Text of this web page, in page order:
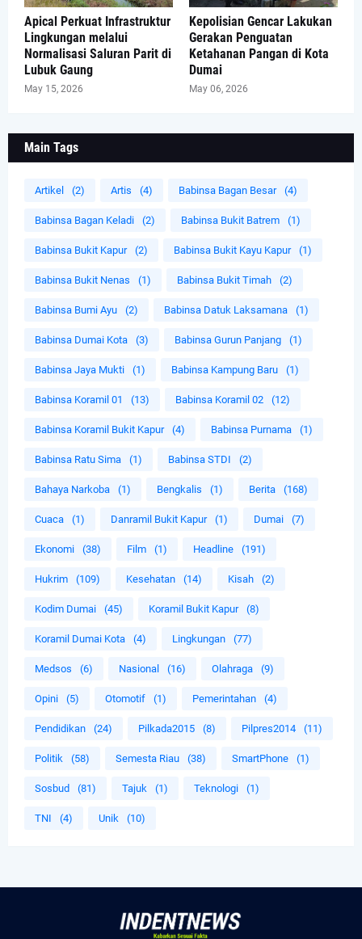
Apical Perkuat Infrastruktur
Lingkungan melalui
Normalisasi Saluran Parit di
Lubuk Gaung
May 15, 2026
Kepolisian Gencar Lakukan
Gerakan Penguatan
Ketahanan Pangan di Kota
Dumai
May 06, 2026
Main Tags
Artikel (2) Artis (4) Babinsa Bagan Besar (4)
Babinsa Bagan Keladi (2) Babinsa Bukit Batrem (1)
Babinsa Bukit Kapur (2) Babinsa Bukit Kayu Kapur (1)
Babinsa Bukit Nenas (1) Babinsa Bukit Timah (2)
Babinsa Bumi Ayu (2) Babinsa Datuk Laksamana (1)
Babinsa Dumai Kota (3) Babinsa Gurun Panjang (1)
Babinsa Jaya Mukti (1) Babinsa Kampung Baru (1)
Babinsa Koramil 01 (13) Babinsa Koramil 02 (12)
Babinsa Koramil Bukit Kapur (4) Babinsa Purnama (1)
Babinsa Ratu Sima (1) Babinsa STDI (2)
Bahaya Narkoba (1) Bengkalis (1) Berita (168)
Cuaca (1) Danramil Bukit Kapur (1) Dumai (7)
Ekonomi (38) Film (1) Headline (191)
Hukrim (109) Kesehatan (14) Kisah (2)
Kodim Dumai (45) Koramil Bukit Kapur (8)
Koramil Dumai Kota (4) Lingkungan (77)
Medsos (6) Nasional (16) Olahraga (9)
Opini (5) Otomotif (1) Pemerintahan (4)
Pendidikan (24) Pilkada2015 (8) Pilpres2014 (11)
Politik (58) Semesta Riau (38) SmartPhone (1)
Sosbud (81) Tajuk (1) Teknologi (1)
TNI (4) Unik (10)